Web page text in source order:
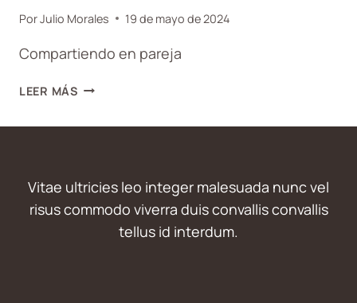
PorJulio Morales 19 de mayo de 2024
Compartiendo en pareja
LEER MÁSLA
EN
Vitae ultricies leo integer malesuada nunc vel
risus commodo viverra duis convallis convallis
tellus id interdum.